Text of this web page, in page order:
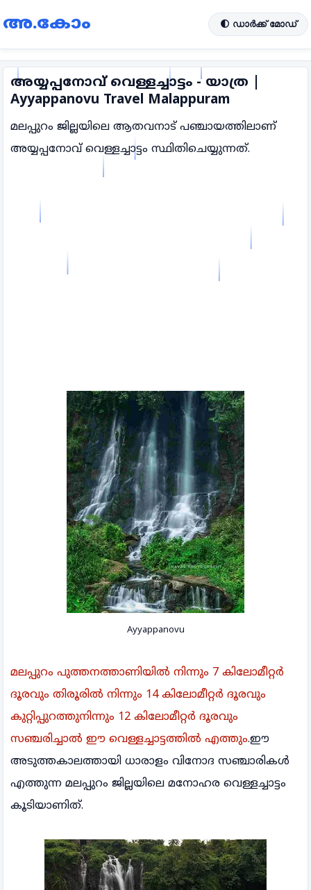
അ.കോം 🌓 ഡാർക്ക് മോഡ്
അയ്യപ്പനോവ് വെള്ളച്ചാട്ടം - യാത്ര |
Ayyappanovu Travel Malappuram
മലപ്പുറം ജില്ലയിലെ ആതവനാട് പഞ്ചായത്തിലാണ്
അയ്യപ്പനോവ് വെള്ളച്ചാട്ടം സ്ഥിതിചെയ്യുന്നത്.
Ayyappanovu
മലപ്പുറം പുത്തനത്താണിയിൽ നിന്നും 7 കിലോമീറ്റർ
ദൂരവും തിരൂരിൽ നിന്നും 14 കിലോമീറ്റർ ദൂരവും
കുറ്റിപ്പുറത്തുനിന്നും 12 കിലോമീറ്റർ ദൂരവും
സഞ്ചരിച്ചാൽ ഈ വെള്ളച്ചാട്ടത്തിൽ എത്തും.ഈ
അടുത്തകാലത്തായി ധാരാളം വിനോദ സഞ്ചാരികൾ
എത്തുന്ന മലപ്പുറം ജില്ലയിലെ മനോഹര വെള്ളച്ചാട്ടം
കൂടിയാണിത്.